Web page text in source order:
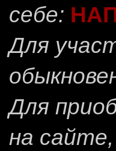
себе:
Для
Для
на